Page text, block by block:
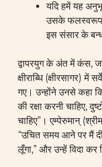
यदि हमें यह
उसके फलस्वरूप
इस संसार के
द्वापरयुग के अंत में कंस,
क्षीराब्धि (क्षीरसागर) में
गए। उन्होंने उनसे कहा
की रक्षा करनी चाहिए,
चाहिए”। एम्पेरुमान्
“उचित समय आने पर मैं
लूँगा,” और उन्हें विदा कर